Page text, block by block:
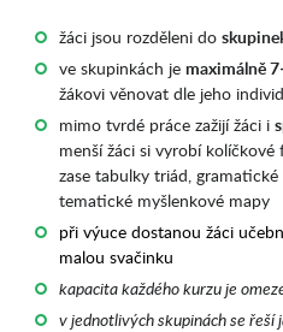
žáci jsou rozděleni do
ve skupinkách je maximálně
žákovi věnovat dle jeho
mimo tvrdé práce zažijí žáci i
menší žáci si vyrobí
zase tabulky triád,
tematické myšlenkové mapy
při výuce dostanou žáci
malou svačinku
kapacita každého kurzu je
v jednotlivých skupinách se